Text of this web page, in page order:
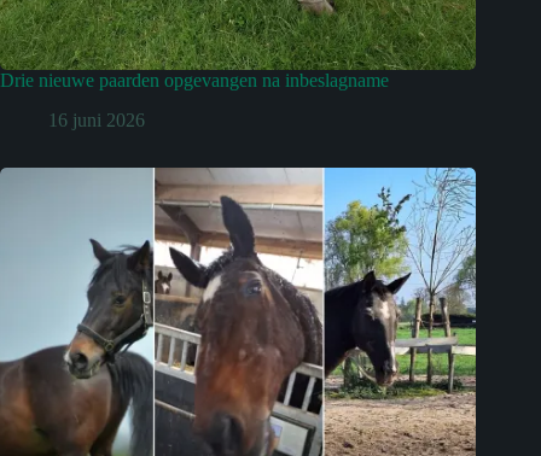
Drie nieuwe paarden opgevangen na inbeslagname
16 juni 2026